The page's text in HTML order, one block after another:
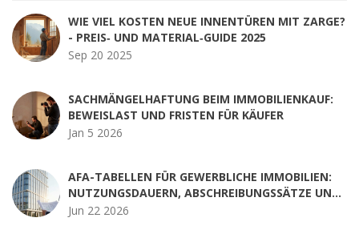
WIE VIEL KOSTEN NEUE INNENTÜREN MIT ZARGE?
- PREIS‑ UND MATERIAL‑GUIDE 2025
Sep 20 2025
SACHMÄNGELHAFTUNG BEIM IMMOBILIENKAUF:
BEWEISLAST UND FRISTEN FÜR KÄUFER
Jan 5 2026
AFA-TABELLEN FÜR GEWERBLICHE IMMOBILIEN:
NUTZUNGSDAUERN, ABSCHREIBUNGSSÄTZE UND
PRAXISBEISPIELE
Jun 22 2026